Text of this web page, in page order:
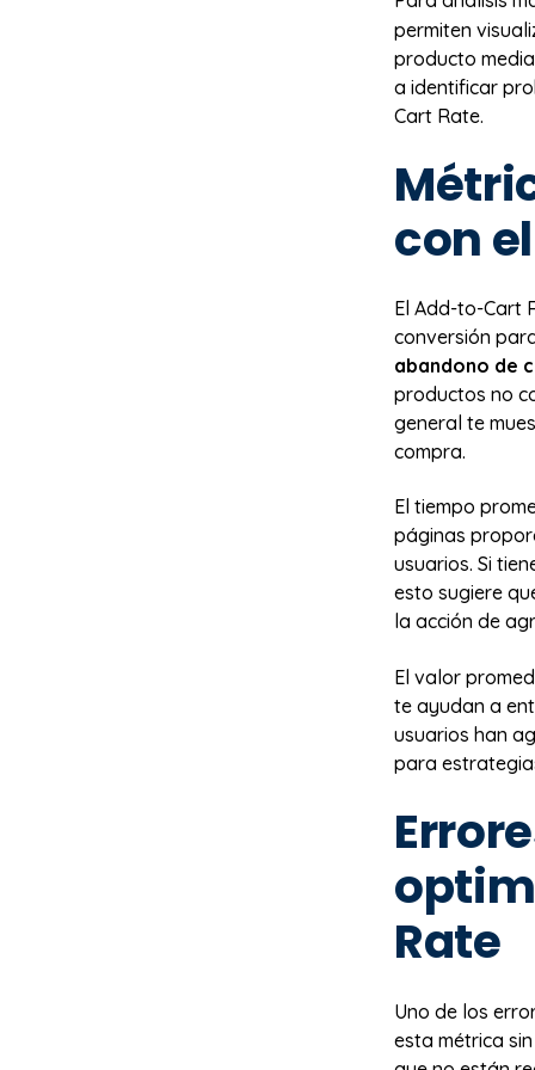
permiten
producto
a identificar
Cart Rate.
con
El Add-to-Cart
conversión
abandono de
productos no
general te
compra.
El tiempo
páginas
usuarios. Si
esto sugiere
la acción de
El valor
te ayudan a
usuarios han
para
Rate
Uno de los
esta métrica